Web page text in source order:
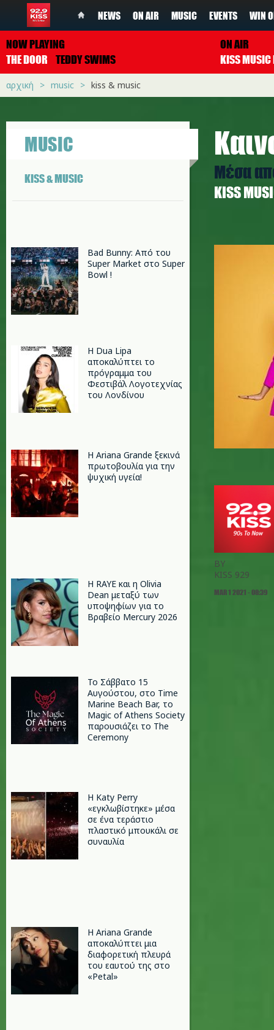
NEWS ON AIR MUSIC EVENTS WIN
NOW PLAYING
THE DOOR
TEDDY SWIMS
ON AIR
αρχική music kiss & music
MUSIC
KISS & MUSIC
Bad Bunny: Από του
Super Market στο Super
Bowl !
Η Dua Lipa
αποκαλύπτει το
πρόγραμμα του
Φεστιβάλ Λογοτεχνίας
του Λονδίνου
Η Ariana Grande ξεκινά
πρωτοβουλία για την
ψυχική υγεία!
Η RAYE και η Olivia
Dean μεταξύ των
υποψηφίων για το
Βραβείο Mercury 2026
Το Σάββατο 15
Αυγούστου, στο Time
Marine Beach Bar, το
Magic of Athens Society
παρουσιάζει το The
Ceremony
H Katy Perry
«εγκλωβίστηκε» μέσα
σε ένα τεράστιο
πλαστικό μπουκάλι σε
συναυλία
Η Ariana Grande
αποκαλύπτει μια
διαφορετική πλευρά
του εαυτού της στο
«Petal»
Μέσα
ΚISS
sia11.jpg
BY
KISS 929
MAR 1 2021 - 08:39